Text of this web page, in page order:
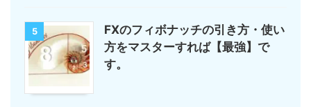
5
FXのフィボナッチの引き方・使い
方をマスターすれば【最強】で
す。